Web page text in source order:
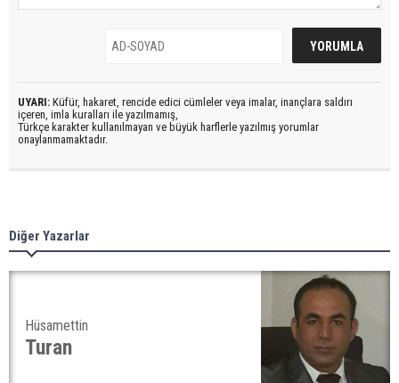
UYARI: Küfür, hakaret, rencide edici cümleler veya imalar, inançlara saldırı
içeren, imla kuralları ile yazılmamış,
Türkçe karakter kullanılmayan ve büyük harflerle yazılmış yorumlar
onaylanmamaktadır.
Diğer Yazarlar
Hüsamettin
Turan